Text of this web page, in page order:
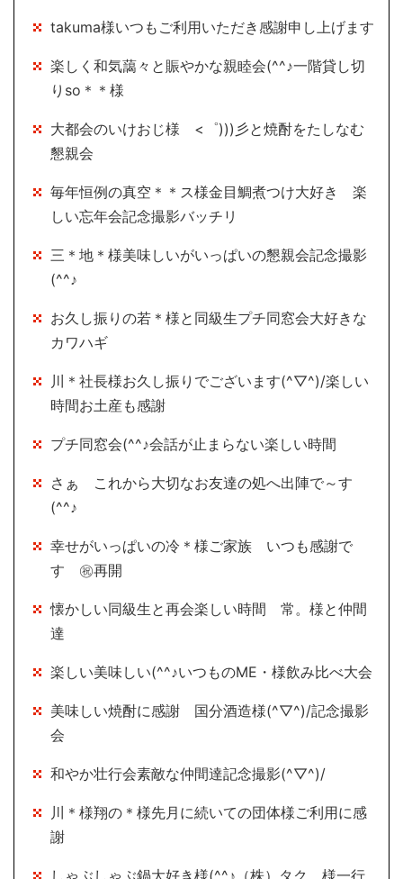
takuma様いつもご利用いただき感謝申し上げます
楽しく和気藹々と賑やかな親睦会(^^♪一階貸し切
りso＊＊様
大都会のいけおじ様 <゜)))彡と焼酎をたしなむ
懇親会
毎年恒例の真空＊＊ス様金目鯛煮つけ大好き 楽
しい忘年会記念撮影バッチリ
三＊地＊様美味しいがいっぱいの懇親会記念撮影
(^^♪
お久し振りの若＊様と同級生プチ同窓会大好きな
カワハギ
川＊社長様お久し振りでございます(^▽^)/楽しい
時間お土産も感謝
プチ同窓会(^^♪会話が止まらない楽しい時間
さぁ これから大切なお友達の処へ出陣で～す
(^^♪
幸せがいっぱいの冷＊様ご家族 いつも感謝で
す ㊗再開
懐かしい同級生と再会楽しい時間 常。様と仲間
達
楽しい美味しい(^^♪いつものME・様飲み比べ大会
美味しい焼酎に感謝 国分酒造様(^▽^)/記念撮影
会
和やか壮行会素敵な仲間達記念撮影(^▽^)/
川＊様翔の＊様先月に続いての団体様ご利用に感
謝